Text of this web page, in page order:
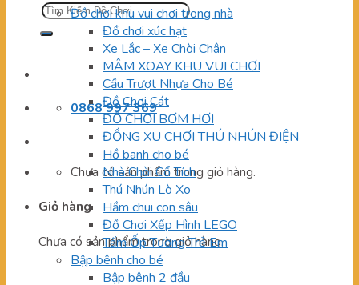
Tìm
kiếm:
0868 997 369
Chưa có sản phẩm trong giỏ hàng.
Giỏ hàng
Chưa có sản phẩm trong giỏ hàng.
Đồ chơi khu vui chơi trong nhà
Đồ chơi xúc hạt
Xe Lắc – Xe Chòi Chân
MÂM XOAY KHU VUI CHƠI
Cầu Trượt Nhựa Cho Bé
Đồ Chơi Cát
ĐỒ CHƠI BƠM HƠI
ĐỒNG XU CHƠI THÚ NHÚN ĐIỆN
Hồ banh cho bé
Nhà Chòi Cổ Tích
Thú Nhún Lò Xo
Hầm chui con sâu
Đồ Chơi Xếp Hình LEGO
Tấm Ốp Tường Trẻ Em
Bập bênh cho bé
Bập bênh 2 đầu